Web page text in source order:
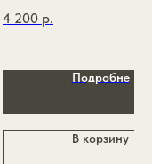
4 200 р.
Подробне
В корзину